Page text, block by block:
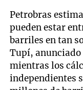
Petrobras
pueden estar
barriles en tan
Tupí, anunciado
mientras los
independientes